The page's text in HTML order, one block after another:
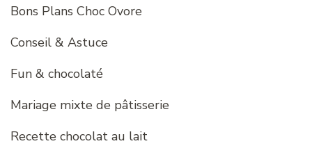
Bons Plans Choc Ovore
Conseil & Astuce
Fun & chocolaté
Mariage mixte de pâtisserie
Recette chocolat au lait